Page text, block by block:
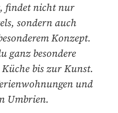
findet nicht nur
sondern auch
Konzept.
ganz besondere
bis zur Kunst.
und
Umbrien.